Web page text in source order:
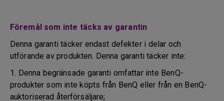
Föremål som inte täcks av garantin
Denna garanti täcker endast defekter i delar och
utförande av produkten. Denna garanti täcker inte:
1. Denna begränsade garanti omfattar inte BenQ-
produkter som inte köpts från BenQ eller från en BenQ-
auktoriserad återförsäljare;